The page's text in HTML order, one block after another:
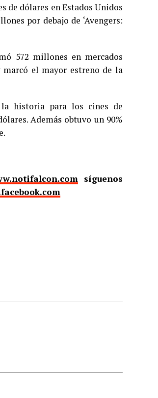
de dólares en Estados Unidos
por debajo de ‘Avengers:
572 millones en mercados
el mayor estreno de la
historia para los cines de
Además obtuvo un 90%
síguenos